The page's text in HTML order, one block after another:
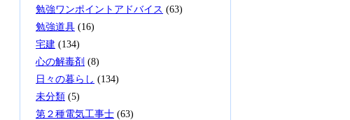
勉強ワンポイントアドバイス (63)
勉強道具 (16)
宅建 (134)
心の解毒剤 (8)
日々の暮らし (134)
未分類 (5)
第２種電気工事士 (63)